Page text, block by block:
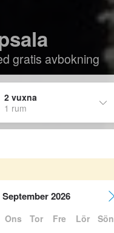
gratis avbokning
2 vuxna
1 rum
September 2026
Ons Tor Fre Lör
Sön